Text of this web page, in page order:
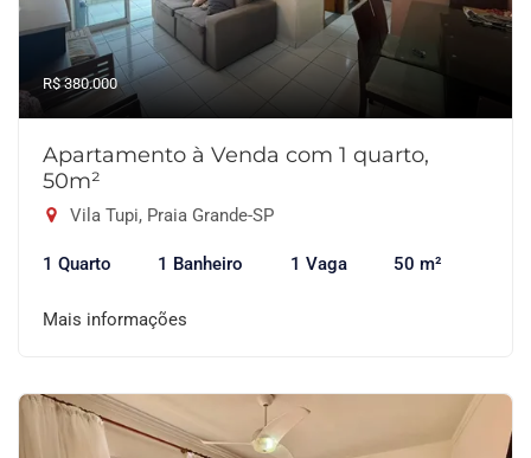
R$ 380.000
Apartamento à Venda com 1 quarto,
50m²
Vila Tupi, Praia Grande-SP
1 Quarto 1 Banheiro 1 Vaga 50 m²
Mais informações